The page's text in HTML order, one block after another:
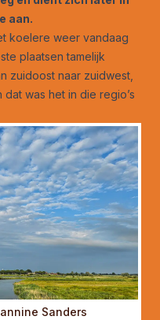
aan.
koelere weer vandaag
plaatsen tamelijk
zuidoost naar zuidwest,
was het in die regio’s
Sanders